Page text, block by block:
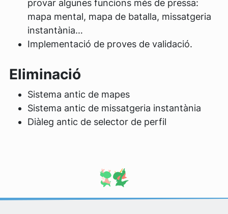
provar algunes funcions més de pressa:
mapa mental, mapa de batalla, missatgeria
instantània…
Implementació de proves de validació.
Eliminació
Sistema antic de mapes
Sistema antic de missatgeria instantània
Diàleg antic de selector de perfil